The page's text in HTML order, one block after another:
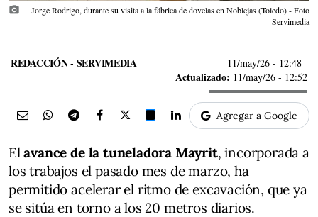
photo_camera
Jorge Rodrigo, durante su visita a la fábrica de dovelas en Noblejas (Toledo) - Foto
Servimedia
REDACCIÓN - SERVIMEDIA 11/may/26 - 12:48
Actualizado: 11/may/26 - 12:52
Agregar a Google
Elavance de la tuneladora Mayrit, incorporada a
los trabajos el pasado mes de marzo, ha
permitido acelerar el ritmo de excavación, que ya
se sitúa en torno a los 20 metros diarios.